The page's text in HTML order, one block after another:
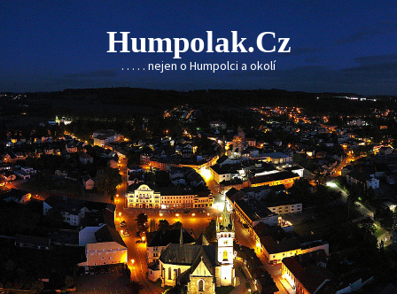
Skip
to
content
Humpolak.cz
. . . . . nejen o Humpolci a okolí